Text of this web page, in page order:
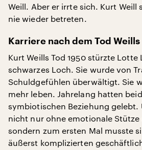
Weill. Aber er irrte sich. Kurt Weill
nie wieder betreten.
Karriere nach dem Tod Weills
Kurt Weills Tod 1950 stürzte Lotte
schwarzes Loch. Sie wurde von
Schuldgefühlen überwältigt. Sie
mehr leben. Jahrelang hatten
symbiotischen Beziehung gelebt.
nicht nur ohne emotionale Stütze
sondern zum ersten Mal musste
äußerst komplizierten